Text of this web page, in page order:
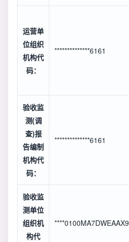
运营单
位组织
机构代
码：
**************6161
验收监
测(调
查)报
告编制
机构代
码：
**************6161
验收监
测单位
组织机
构代
****0100MA7DWEAAX9